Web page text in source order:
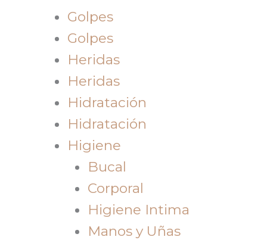
Golpes
Golpes
Heridas
Heridas
Hidratación
Hidratación
Higiene
Bucal
Corporal
Higiene Intima
Manos y Uñas